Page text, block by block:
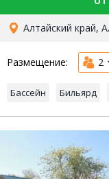
Алтайский край,
Размещение: 2
Бассейн Бильярд